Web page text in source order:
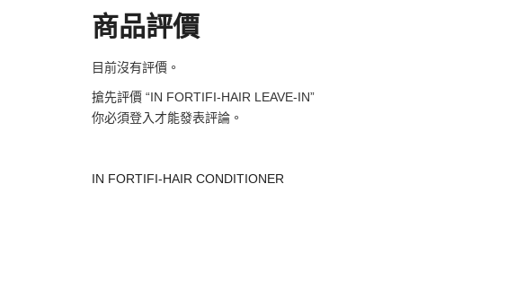
商品評價
目前沒有評價。
搶先評價 “IN FORTIFI-HAIR LEAVE-IN”
你必須登入 才能發表評論。
IN FORTIFI-HAIR CONDITIONER